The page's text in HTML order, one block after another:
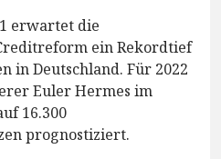
erwartet die
ein Rekordtief
in Deutschland. Für 2022
Euler Hermes im
16.300
prognostiziert.